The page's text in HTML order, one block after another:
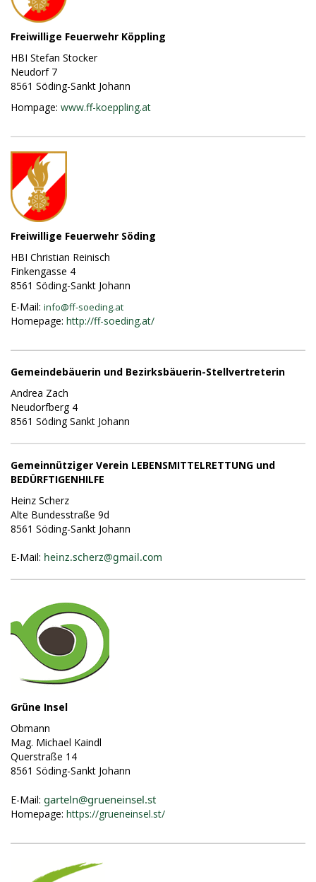
Freiwillige Feuerwehr Köppling
HBI Stefan Stocker
Neudorf 7
8561 Söding-Sankt Johann
Hompage: www.ff-koeppling.at
Freiwillige Feuerwehr Söding
HBI Christian Reinisch
Finkengasse 4
8561 Söding-Sankt Johann
E-Mail: info@ff-soeding.at
Homepage: http://ff-soeding.at/
Gemeindebäuerin und Bezirksbäuerin-Stellvertreterin
Andrea Zach
Neudorfberg 4
8561 Söding Sankt Johann
Gemeinnütziger Verein LEBENSMITTELRETTUNG und
BEDÜRFTIGENHILFE
Heinz Scherz
Alte Bundesstraße 9d
8561 Söding-Sankt Johann
E-Mail: heinz.scherz@gmail.com
Grüne Insel
Obmann
Mag. Michael Kaindl
Querstraße 14
8561 Söding-Sankt Johann
E-Mail: garteln@grueneinsel.st
Homepage: https://grueneinsel.st/